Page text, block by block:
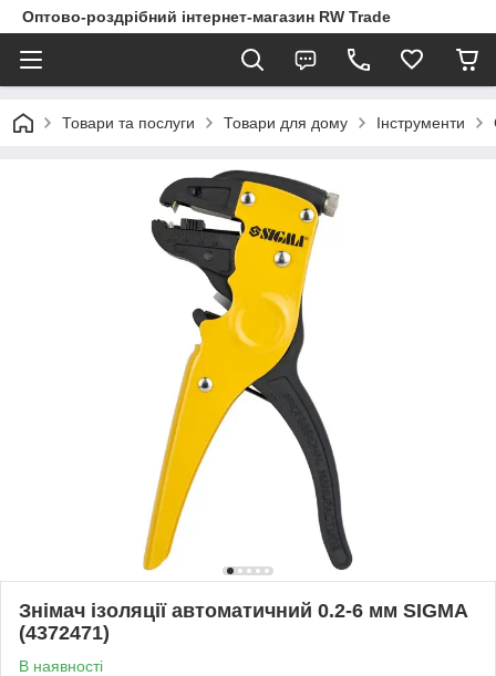
Оптово-роздрібний інтернет-магазин RW Trade
Товари та послуги Товари для дому Інструменти
Знімач ізоляції автоматичний 0.2-6 мм SIGMA
(4372471)
В наявності